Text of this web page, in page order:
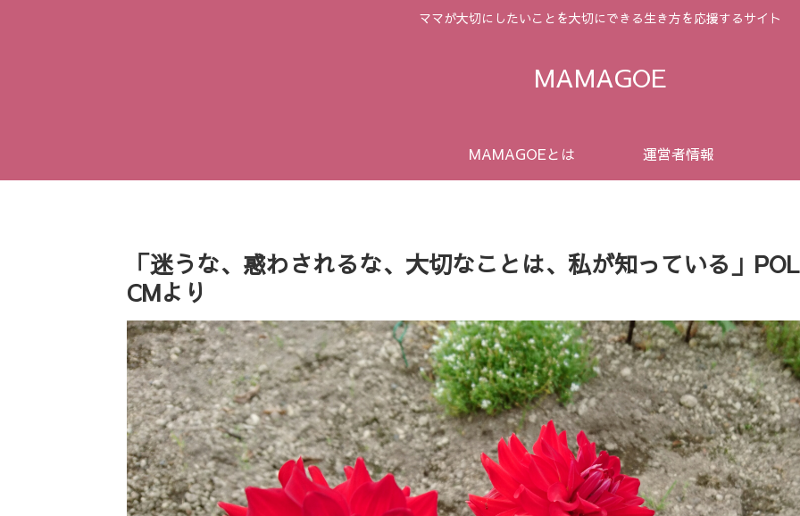
ママが大切にしたいことを大切にできる生き方を応援するサイト
MAMAGOE
MAMAGOEとは 運営者情報
「迷うな、惑わされるな、大切なことは、私が知っている」
CMより